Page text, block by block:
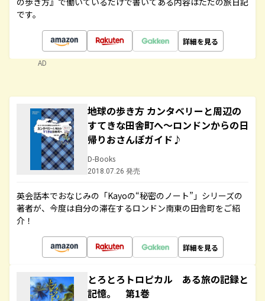
です。
詳細を見る
AD
地球の歩き方 カンタベリーと周辺の
すてきな田舎町へ～ロンドンからの日
帰りおさんぽガイド♪
D-Books
2018.07.26 発売
英会話本でおなじみの「Kayoの“秘密のノート”」シリーズの
著者が、今度は自分の滞在するロンドン南東の田舎町をご紹
介！
詳細を見る
とろとろトロピカル ある旅の記録と
記憶。 第1巻